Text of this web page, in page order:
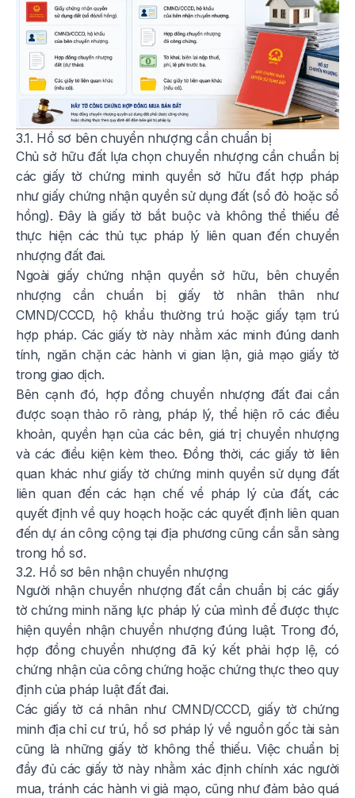
3.1. Hồ sơ bên chuyển nhượng cần chuẩn bị
Chủ sở hữu đất lựa chọn chuyển nhượng cần chuẩn bị
các giấy tờ chứng minh quyền sở hữu đất hợp pháp
như giấy chứng nhận quyền sử dụng đất (sổ đỏ hoặc sổ
hồng). Đây là giấy tờ bắt buộc và không thể thiếu để
thực hiện các thủ tục pháp lý liên quan đến chuyển
nhượng đất đai.
Ngoài giấy chứng nhận quyền sở hữu, bên chuyển
nhượng cần chuẩn bị giấy tờ nhân thân như
CMND/CCCD, hộ khẩu thường trú hoặc giấy tạm trú
hợp pháp. Các giấy tờ này nhằm xác minh đúng danh
tính, ngăn chặn các hành vi gian lận, giả mạo giấy tờ
trong giao dịch.
Bên cạnh đó, hợp đồng chuyển nhượng đất đai cần
được soạn thảo rõ ràng, pháp lý, thể hiện rõ các điều
khoản, quyền hạn của các bên, giá trị chuyển nhượng
và các điều kiện kèm theo. Đồng thời, các giấy tờ liên
quan khác như giấy tờ chứng minh quyền sử dụng đất
liên quan đến các hạn chế về pháp lý của đất, các
quyết định về quy hoạch hoặc các quyết định liên quan
đến dự án công cộng tại địa phương cũng cần sẵn sàng
trong hồ sơ.
3.2. Hồ sơ bên nhận chuyển nhượng
Người nhận chuyển nhượng đất cần chuẩn bị các giấy
tờ chứng minh năng lực pháp lý của mình để được thực
hiện quyền nhận chuyển nhượng đúng luật. Trong đó,
hợp đồng chuyển nhượng đã ký kết phải hợp lệ, có
chứng nhận của công chứng hoặc chứng thực theo quy
định của pháp luật đất đai.
Các giấy tờ cá nhân như CMND/CCCD, giấy tờ chứng
minh địa chỉ cư trú, hồ sơ pháp lý về nguồn gốc tài sản
cũng là những giấy tờ không thể thiếu. Việc chuẩn bị
đầy đủ các giấy tờ này nhằm xác định chính xác người
mua, tránh các hành vi giả mạo, cũng như đảm bảo quá